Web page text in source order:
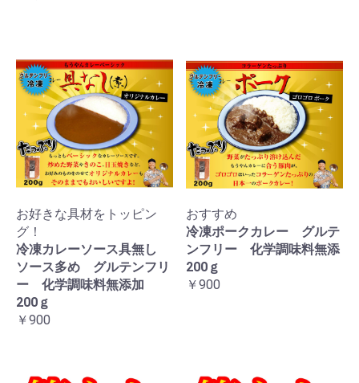
お好きな具材をトッピン
グ！
冷凍カレーソース具無し
ソース多め グルテンフリ
ー 化学調味料無添加
200ｇ
￥900
おすすめ
冷凍ポークカレー グルテ
ンフリー 化学調味料無添
200ｇ
￥900